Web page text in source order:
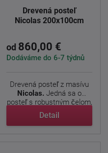
Drevená posteľ
Nicolas 200x100cm
od 860,00 €
Dodáváme do 6-7 týdnů
Drevená posteľ z masívu
Nicolas. Jedná sa o
posteľ s robustným čelom,
...
Detail